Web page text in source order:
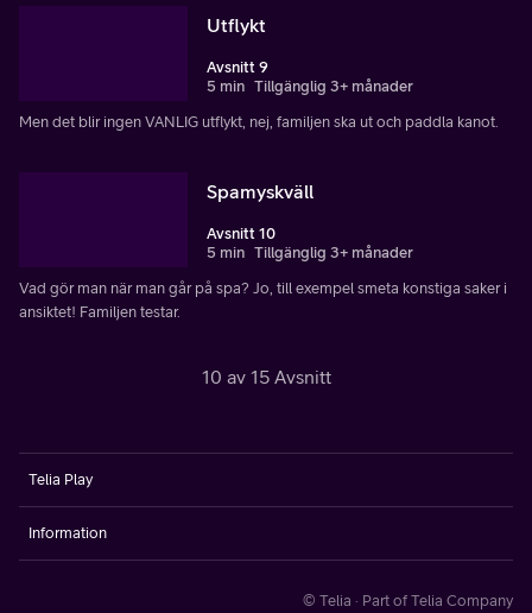
Utflykt
Avsnitt 9
5 min Tillgänglig 3+ månader
Men det blir ingen VANLIG utflykt, nej, familjen ska ut och paddla kanot.
Spamyskväll
Avsnitt 10
5 min Tillgänglig 3+ månader
Vad gör man när man går på spa? Jo, till exempel smeta konstiga saker i
ansiktet! Familjen testar.
10 av 15 Avsnitt
Telia Play
Information
© Telia · Part of Telia Company